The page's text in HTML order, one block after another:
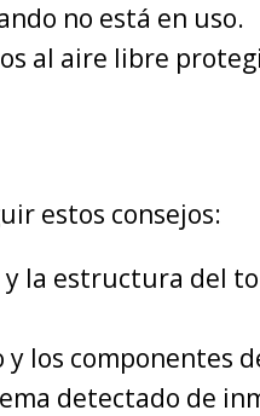
no está en uso.
al aire libre
estos consejos:
la estructura del
los componentes
detectado de